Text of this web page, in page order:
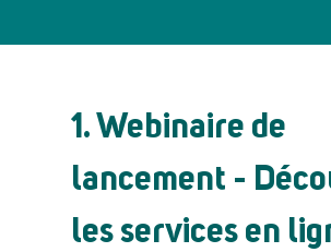
1. Webinaire de
lancement -
les services en